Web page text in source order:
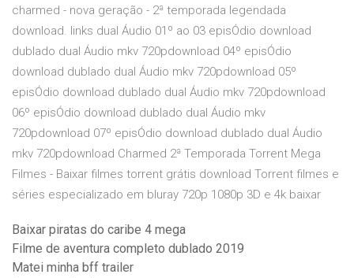
charmed - nova geração - 2ª temporada legendada
download. links dual Áudio 01º ao 03 episÓdio download
dublado dual Áudio mkv 720pdownload 04º episÓdio
download dublado dual Áudio mkv 720pdownload 05º
episÓdio download dublado dual Áudio mkv 720pdownload
06º episÓdio download dublado dual Áudio mkv
720pdownload 07º episÓdio download dublado dual Áudio
mkv 720pdownload Charmed 2ª Temporada Torrent Mega
Filmes - Baixar filmes torrent grátis download Torrent filmes e
séries especializado em bluray 720p 1080p 3D e 4k baixar
Baixar piratas do caribe 4 mega
Filme de aventura completo dublado 2019
Matei minha bff trailer